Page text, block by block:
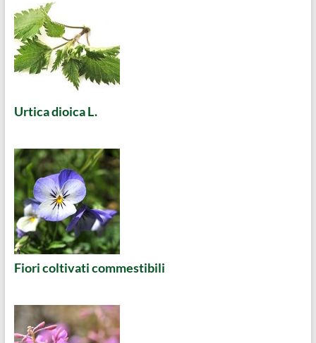
Urtica dioica L.
Fiori coltivati commestibili